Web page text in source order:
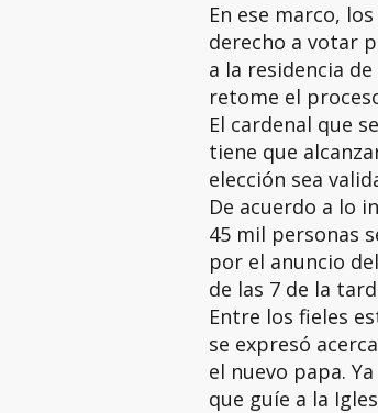
En ese marco,
derecho a votar
a la residencia
retome el
El cardenal que
tiene que
elección sea
De acuerdo a lo
45 mil personas
por el anuncio
de las 7 de la
Entre los fieles
se expresó
el nuevo papa.
que guíe a la